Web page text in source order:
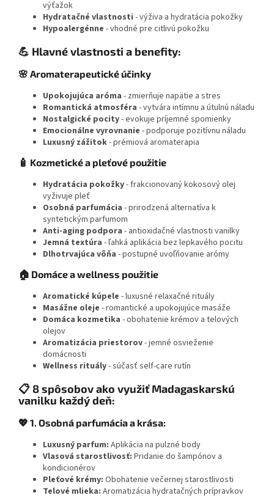
výťažok
Hydratačné vlastnosti - výživa a hydratácia pokožky
Hypoalergénne - vhodné pre citlivú pokožku
💪 Hlavné vlastnosti a benefity:
🌸 Aromaterapeutické účinky
Upokojujúca aróma - zmierňuje napätie a stres
Romantická atmosféra - vytvára intímnu a útulnú náladu
Nostalgické pocity- evokuje príjemné spomienky
Emocionálne vyrovnanie - podporuje pozitívnu náladu
Luxusný zážitok- prémiová aromaterapia
🧴 Kozmetické a pleťové použitie
Hydratácia pokožky- frakcionovaný kokosový olej
vyživuje pleť
Osobná parfumácia - prirodzená alternatíva k
syntetickým parfumom
Anti-aging podpora - antioxidačné vlastnosti vanilky
Jemná textúra - ľahká aplikácia bez lepkavého pocitu
Dlhotrvajúca vôňa - postupné uvoľňovanie arómy
🏠 Domáce a wellness použitie
Aromatické kúpele - luxusné relaxačné rituály
Masážne oleje - romantické a upokojujúce masáže
Domáca kozmetika - obohatenie krémov a telových
olejov
Aromatizácia priestorov- jemné osvieženie
domácnosti
Wellness rituály- súčasť self-care rutín
📋 8 spôsobov ako využiť Madagaskarskú
vanilku každý deň:
💖 1. Osobná parfumácia a krása:
Luxusný parfum: Aplikácia na pulzné body
Vlasová starostlivosť: Pridanie do šampónov a
kondicionérov
Pleťové krémy: Obohatenie večernej starostlivosti
Telové mlieka: Aromatizácia hydratačných prípravkov